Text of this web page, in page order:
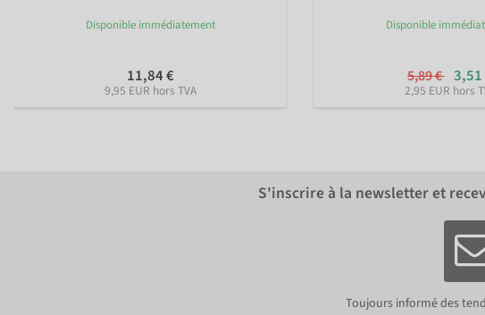
Disponible immédiatement
11,84 €
9,95 EUR hors TVA
Disponible
5,89 € 3,51
2,95 EUR hors
S'inscrire à la newsletter et
Toujours informé des